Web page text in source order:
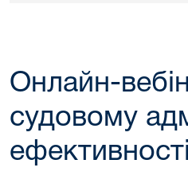
Онлайн-
судовому